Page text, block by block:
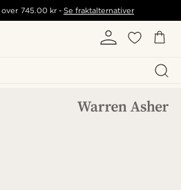
over 745.00 kr- Se fraktalternativer